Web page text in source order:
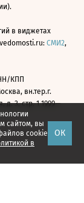
сайтом, вы
cookie
в
ОК
в виджетах
СМИ2,
КПП
вн.тер.г.
3, стр. 1 1999—